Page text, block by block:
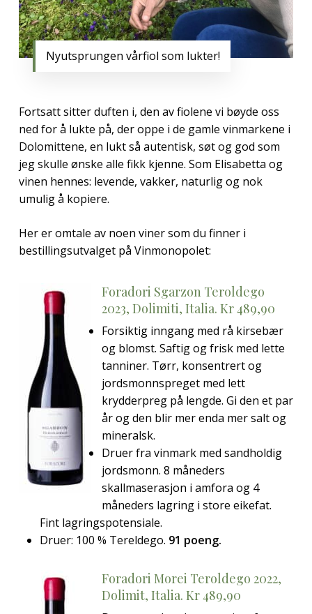
Nyutsprungen vårfiol som lukter!
Fortsatt sitter duften i, den av fiolene vi bøyde oss
ned for å lukte på, der oppe i de gamle vinmarkene i
Dolomittene, en lukt så autentisk, søt og god som
jeg skulle ønske alle fikk kjenne. Som Elisabetta og
vinen hennes: levende, vakker, naturlig og nok
umulig å kopiere.
Her er omtale av noen viner som du finner i
bestillingsutvalget på Vinmonopolet:
Foradori Sgarzon Teroldego
2023, Dolimiti, Italia. Kr 489,90
Forsiktig inngang med rå kirsebær
og blomst. Saftig og frisk med lette
tanniner. Tørr, konsentrert og
jordsmonnspreget med lett
krydderpreg på lengde. Gi den et par
år og den blir mer enda mer salt og
mineralsk.
Druer fra vinmark med sandholdig
jordsmonn. 8 måneders
skallmaserasjon i amfora og 4
måneders lagring i store eikefat.
Fint lagringspotensiale.
Druer: 100 % Tereldego. 91 poeng.
Foradori Morei Teroldego 2022,
Dolimit, Italia. Kr 489,90